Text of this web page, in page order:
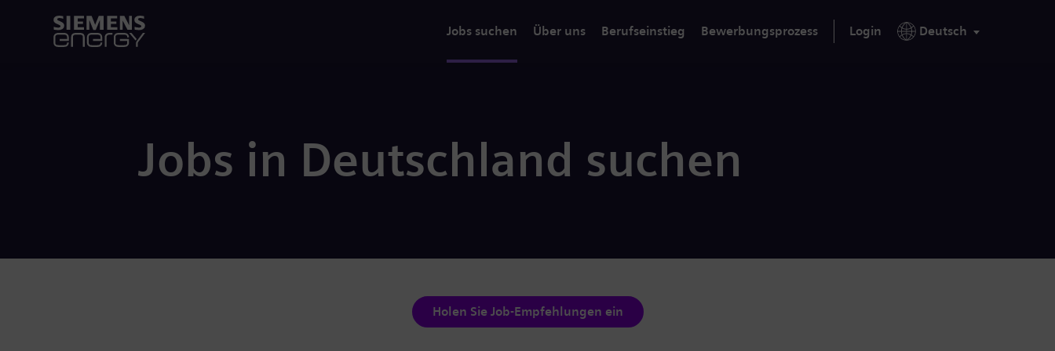
Jobs suchen Über uns Berufseinstieg Bewerbungsprozess Login Deutsch
Jobs in Deutschland suchen
Holen Sie Job-Empfehlungen ein